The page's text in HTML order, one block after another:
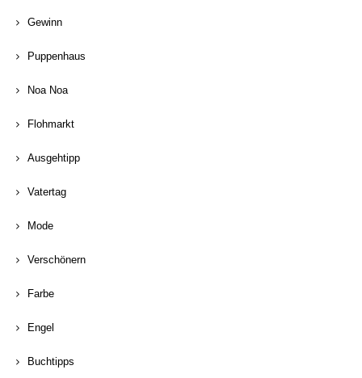
Gewinn
Puppenhaus
Noa Noa
Flohmarkt
Ausgehtipp
Vatertag
Mode
Verschönern
Farbe
Engel
Buchtipps